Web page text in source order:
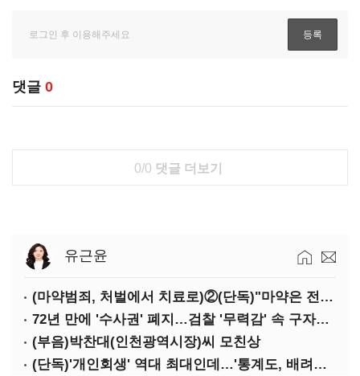
댓글 0
0/0 댓글 더보기
유근윤
(마약범죄, 처벌에서 치료로)②(단독)"마약은 전염병…여성 맞춤형 재활과정 개발 중"
72년 만에 '수사권' 폐지…검찰 '무력감' 속 구자현 사의
(부음)박찬대(인천광역시장)씨 모친상
(단독)'개인회생' 역대 최대인데…'통계도, 배려도' 없는 사법부